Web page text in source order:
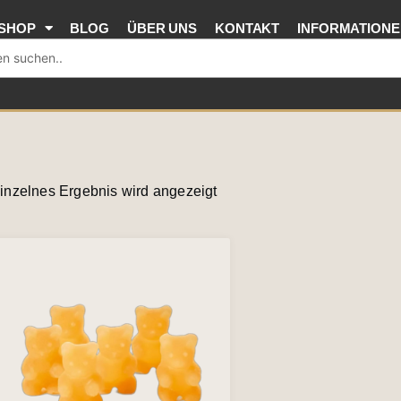
BLOG ÜBER UNS KONTAKT
Ergebnis wird angezeigt